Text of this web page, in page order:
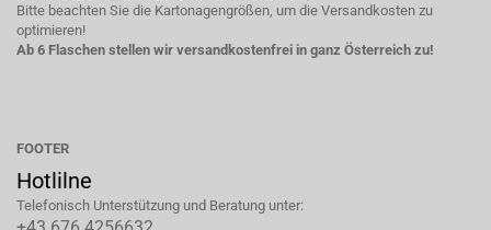
Bitte beachten Sie die Kartonagengrößen, um die Versandkosten zu
optimieren!
Ab 6 Flaschen stellen wir versandkostenfrei in ganz Österreich zu!
FOOTER
Hotlilne
Telefonisch Unterstützung und Beratung unter: